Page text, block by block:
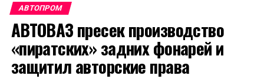
АВТОПРОМ
АВТОВАЗ пресек производство
«пиратских» задних фонарей и
защитил авторские права